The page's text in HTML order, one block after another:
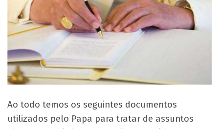
Ao todo temos os seguintes documentos
utilizados pelo Papa para tratar de assuntos